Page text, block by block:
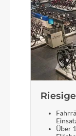
Bosch
ACIDÜber